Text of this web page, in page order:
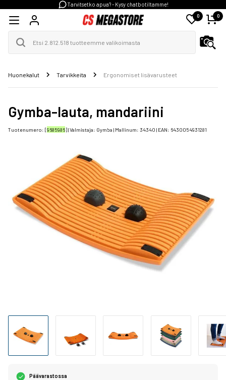
Tarvitsetko apua? - Kysy chatbotiltamme!
0 0
Huonekalut Tarvikkeita Ergonomiset lisävarusteet
Gymba-lauta, mandariini
Tuotenumero: [9685986] | Valmistaja: Gymba | Mallinum: 3434O | EAN: 6430054931281
Päävarastossa